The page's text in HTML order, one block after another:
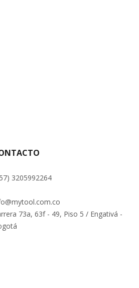
3205992264
73a, 63f - 49, Piso 5 / Engativá -